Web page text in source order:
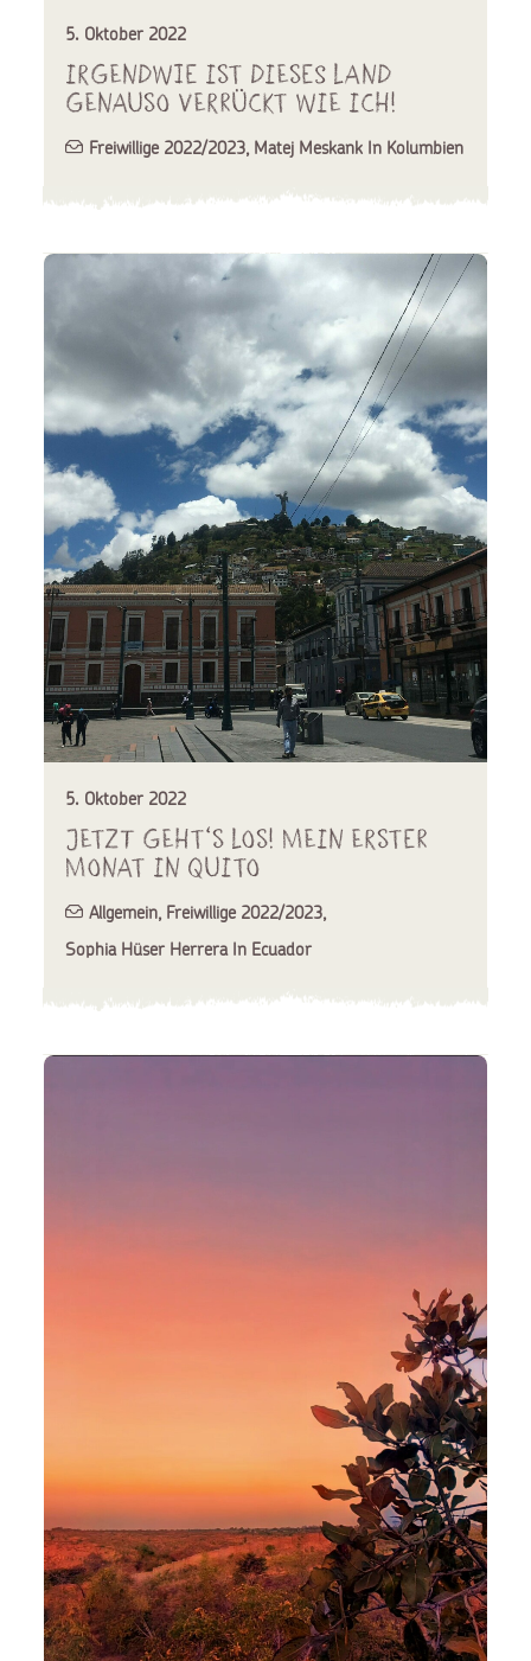
5. Oktober 2022
Irgendwie ist dieses Land
genauso verrückt wie ich!
Freiwillige 2022/2023, Matej Meskank In Kolumbien
5. Oktober 2022
Jetzt geht‘s los! Mein erster
Monat in Quito
Allgemein, Freiwillige 2022/2023,
Sophia Hüser Herrera In Ecuador